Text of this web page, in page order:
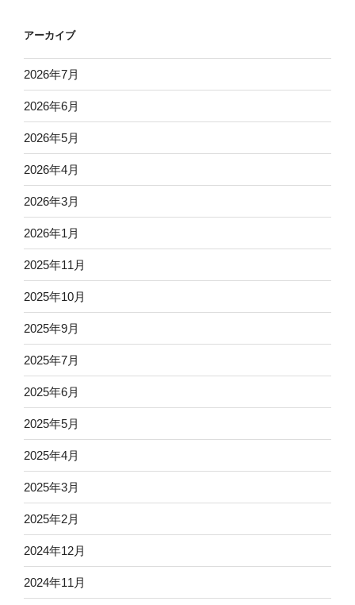
アーカイブ
2026年7月
2026年6月
2026年5月
2026年4月
2026年3月
2026年1月
2025年11月
2025年10月
2025年9月
2025年7月
2025年6月
2025年5月
2025年4月
2025年3月
2025年2月
2024年12月
2024年11月